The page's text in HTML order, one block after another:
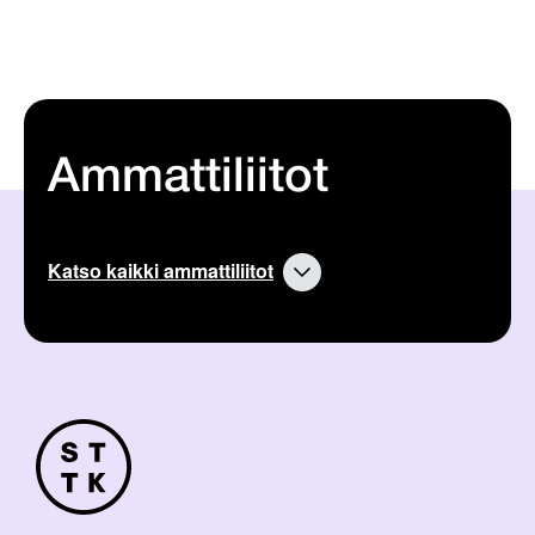
Ammattiliitot
Katso kaikki ammattiliitot